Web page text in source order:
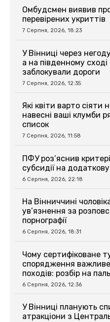
Омбудсмен виявив
перевірених укриттів
7 Серпня, 2026, 18:23
У Вінниці через
а на південному
заблокували дороги
7 Серпня, 2026, 12:35
Які квіти варто сіяти
навесні ваші клумби
список
7 Серпня, 2026, 11:58
ПФУ роз’яснив
субсидії на
6 Серпня, 2026, 22:18
На Вінниччині
ув’язнення за
порнографії
6 Серпня, 2026, 18:31
Чому сертифіковане
спорядження
походів: розбір на
6 Серпня, 2026, 12:36
У Вінниці планують
атракціони з